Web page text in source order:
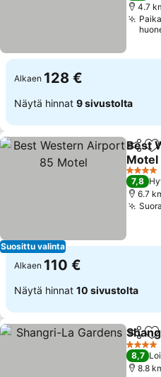
4.7
Alkaen 128 €
Näytä hinnat 9 sivustolta
Suosittu valinta
Jaa
Best
Motel
4
7,8
6.7
Alkaen 110 €
Näytä hinnat 10 sivustolta
Jaa
4
8,7
8.8